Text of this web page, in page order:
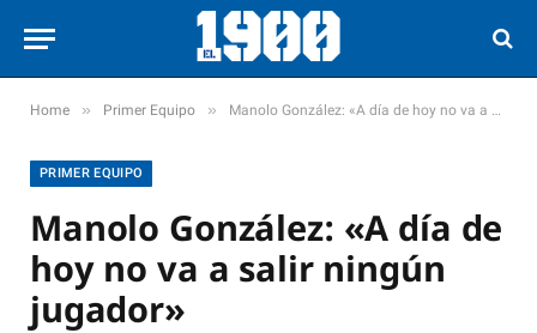
Home » Primer Equipo » Manolo González: «A día de hoy no va a salir ningún jugador»
PRIMER EQUIPO
Manolo González: «A día de
hoy no va a salir ningún
jugador»